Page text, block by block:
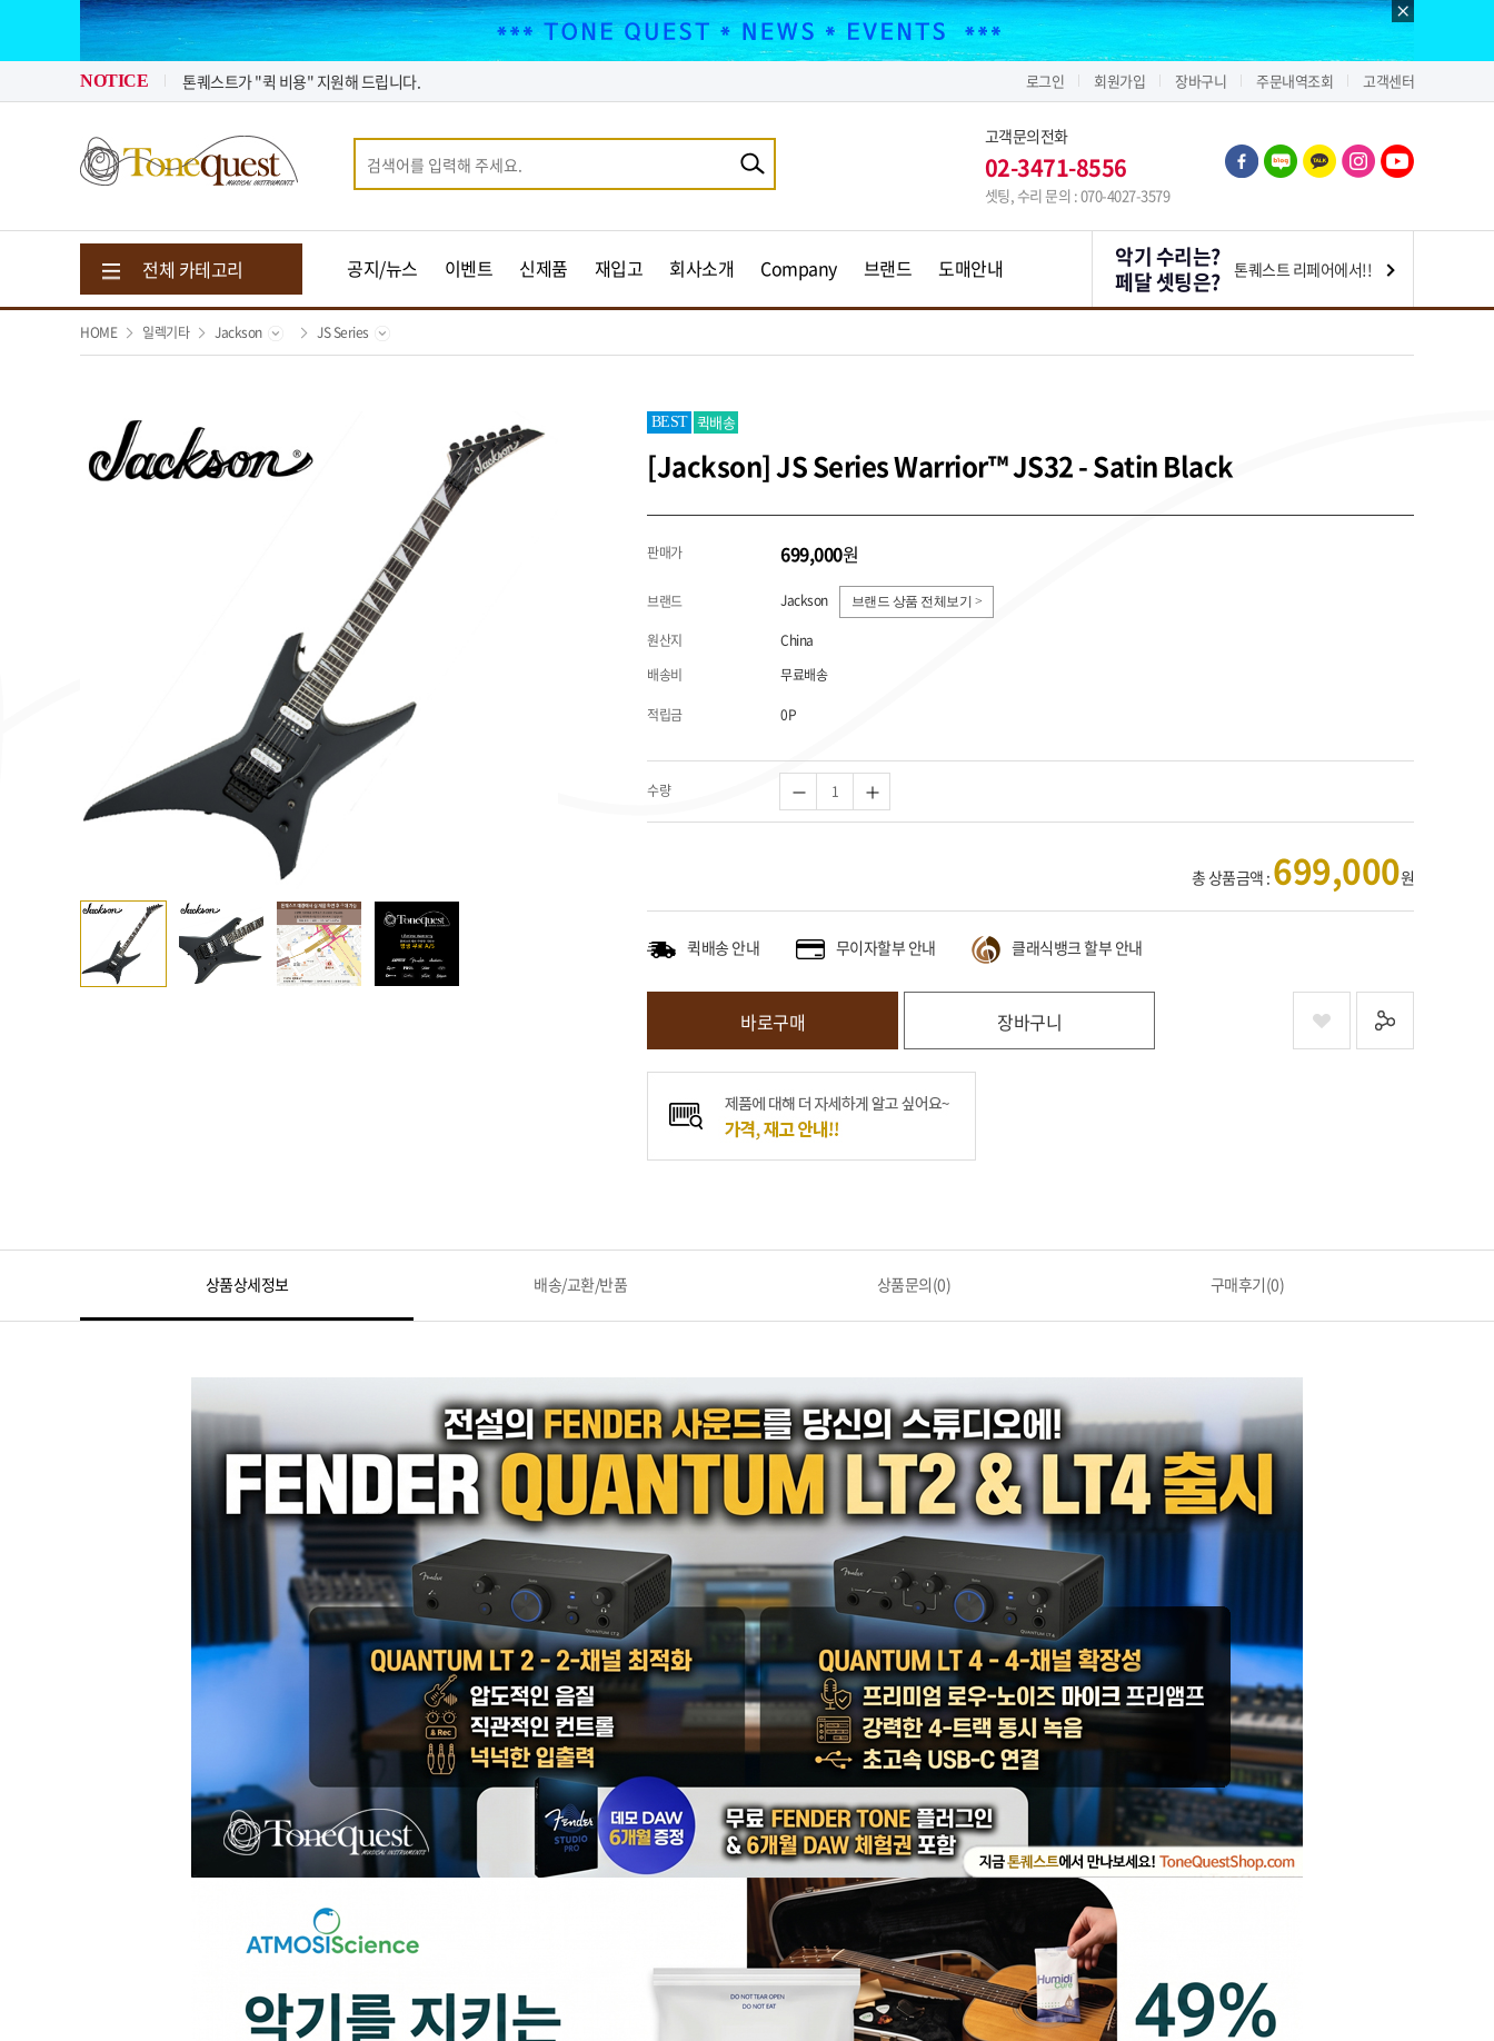
NOTICE
2026년 07월 뉴스 & 입고 소식
톤퀘스트가 "퀵 비용" 지원해 드립니다.
로그인 회원가입 장바구니 주문내역조회 고객센터
고객문의전화
02-3471-8556
셋팅, 수리 문의 : 070-4027-3579
전체 카테고리 공지/뉴스 이벤트 신제품 재입고 회사소개 Company 브랜드 도매안내
악기 수리는?
페달 셋팅은?
톤퀘스트 리페어에서!!
HOME 일렉기타 Jackson JS Series
BEST 퀵배송
[Jackson] JS Series Warrior™ JS32 - Satin Black
판매가 699,000원
브랜드 Jackson 브랜드 상품 전체보기 >
원산지
China
배송비
무료배송
적립금
0P
수량
총 상품금액 : 699,000원
퀵배송 안내 무이자할부 안내 클래식뱅크 할부 안내
바로구매 장바구니
상품상세정보 배송/교환/반품 상품문의(0) 구매후기(0)